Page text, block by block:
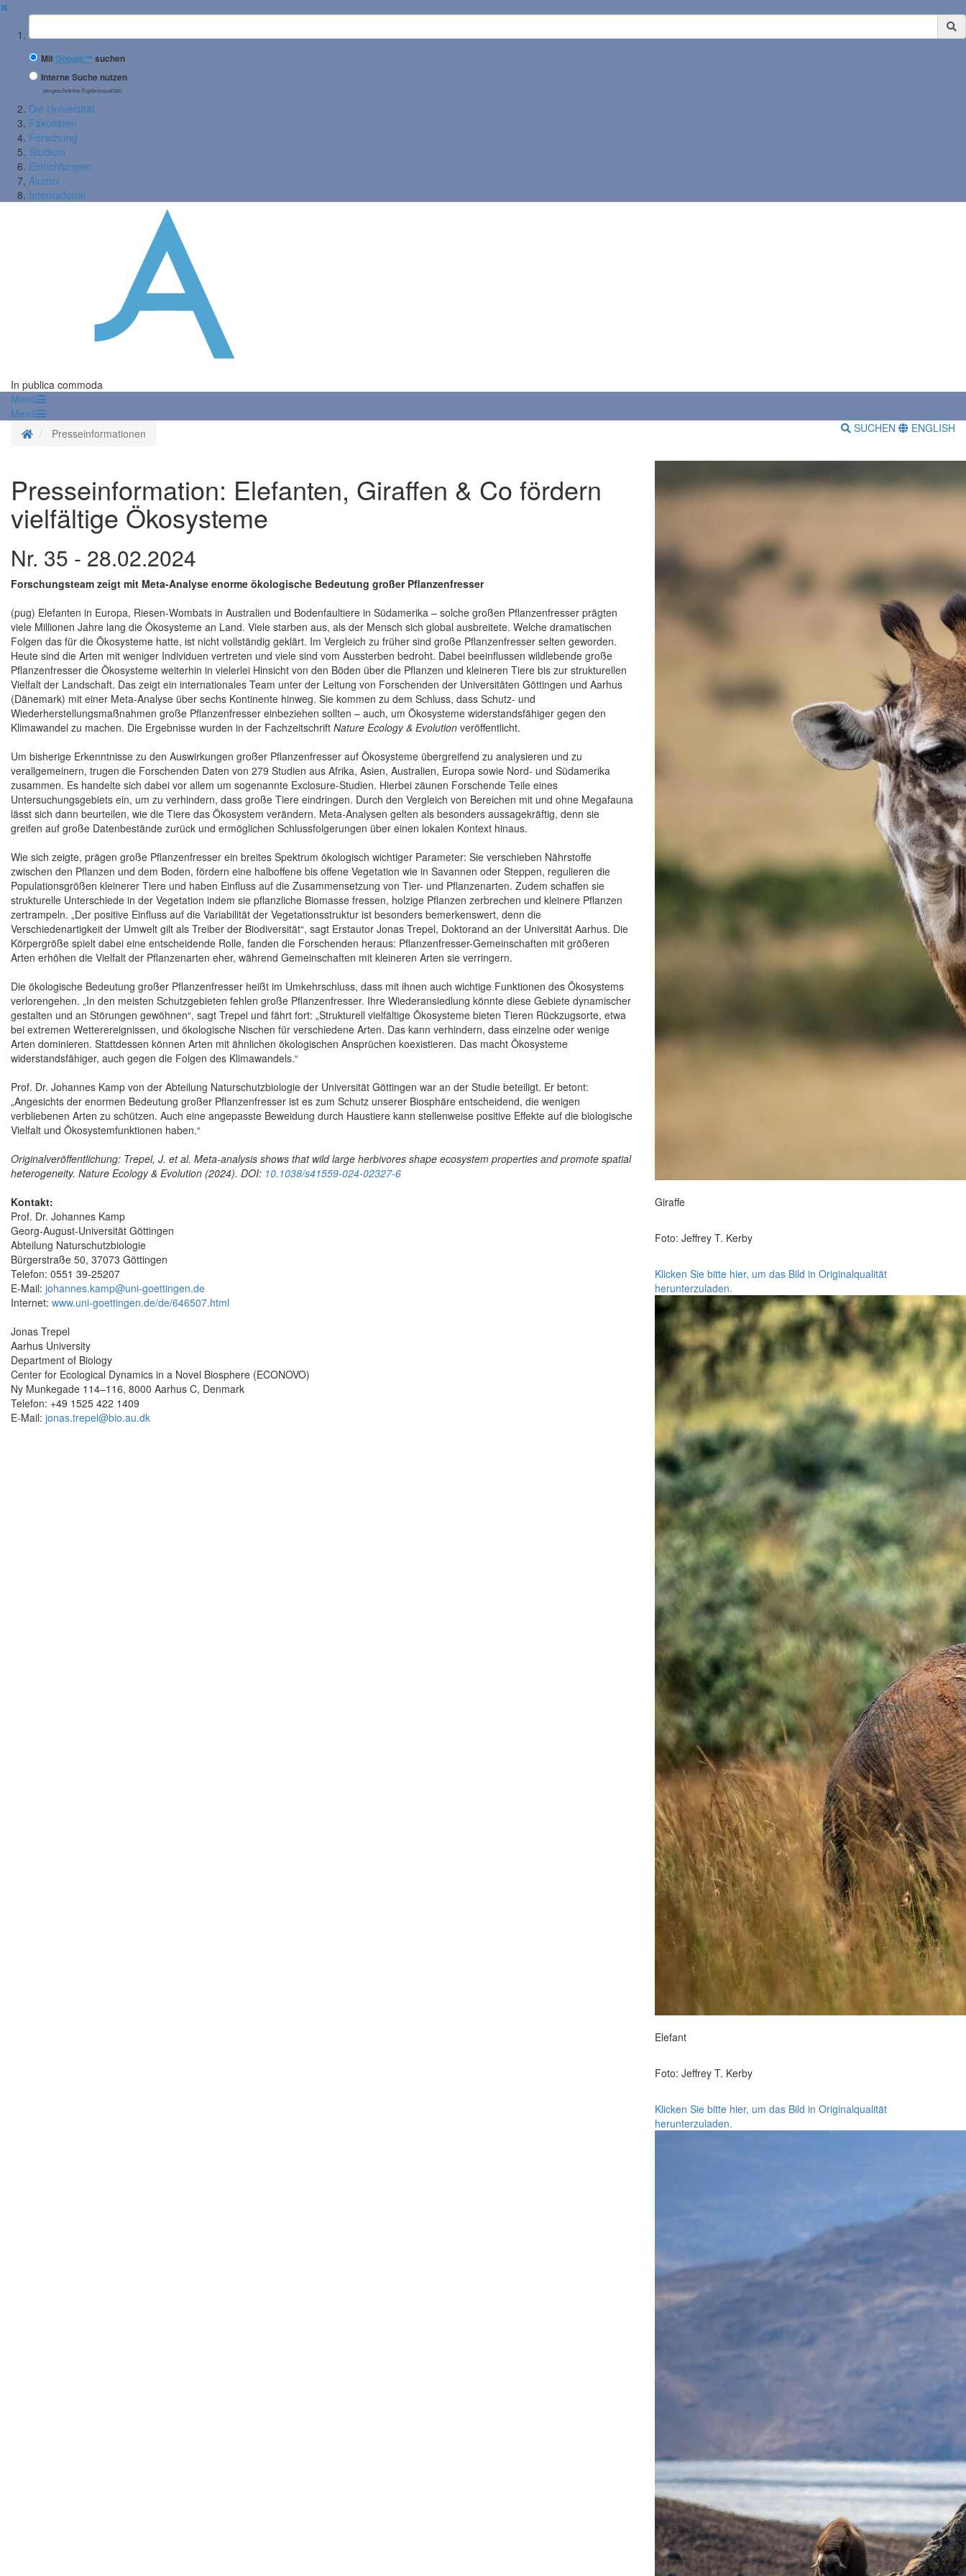
✖
Suchbegriff
MitGoogle™ suchen
Interne Suche nutzen
(eingeschränkte Ergebnisqualität)
Die Universität
Fakultäten
Forschung
Studium
Einrichtungen
Alumni
International
In publica commoda
Menü
Menü
StartseitePresseinformationen SUCHEN ENGLISH
Presseinformation: Elefanten, Giraffen & Co fördern
vielfältige Ökosysteme
Nr. 35 - 28.02.2024
Forschungsteam zeigt mit Meta-Analyse enorme ökologische Bedeutung großer Pflanzenfresser
(pug) Elefanten in Europa, Riesen-Wombats in Australien und Bodenfaultiere in Südamerika – solche großen Pflanzenfresser prägten
viele Millionen Jahre lang die Ökosysteme an Land. Viele starben aus, als der Mensch sich global ausbreitete. Welche dramatischen
Folgen das für die Ökosysteme hatte, ist nicht vollständig geklärt. Im Vergleich zu früher sind große Pflanzenfresser selten geworden.
Heute sind die Arten mit weniger Individuen vertreten und viele sind vom Aussterben bedroht. Dabei beeinflussen wildlebende große
Pflanzenfresser die Ökosysteme weiterhin in vielerlei Hinsicht von den Böden über die Pflanzen und kleineren Tiere bis zur strukturellen
Vielfalt der Landschaft. Das zeigt ein internationales Team unter der Leitung von Forschenden der Universitäten Göttingen und Aarhus
(Dänemark) mit einer Meta-Analyse über sechs Kontinente hinweg. Sie kommen zu dem Schluss, dass Schutz- und
Wiederherstellungsmaßnahmen große Pflanzenfresser einbeziehen sollten – auch, um Ökosysteme widerstandsfähiger gegen den
Klimawandel zu machen. Die Ergebnisse wurden in der Fachzeitschrift Nature Ecology & Evolution veröffentlicht.
Um bisherige Erkenntnisse zu den Auswirkungen großer Pflanzenfresser auf Ökosysteme übergreifend zu analysieren und zu
verallgemeinern, trugen die Forschenden Daten von 279 Studien aus Afrika, Asien, Australien, Europa sowie Nord- und Südamerika
zusammen. Es handelte sich dabei vor allem um sogenannte Exclosure-Studien. Hierbei zäunen Forschende Teile eines
Untersuchungsgebiets ein, um zu verhindern, dass große Tiere eindringen. Durch den Vergleich von Bereichen mit und ohne Megafauna
lässt sich dann beurteilen, wie die Tiere das Ökosystem verändern. Meta-Analysen gelten als besonders aussagekräftig, denn sie
greifen auf große Datenbestände zurück und ermöglichen Schlussfolgerungen über einen lokalen Kontext hinaus.
Wie sich zeigte, prägen große Pflanzenfresser ein breites Spektrum ökologisch wichtiger Parameter: Sie verschieben Nährstoffe
zwischen den Pflanzen und dem Boden, fördern eine halboffene bis offene Vegetation wie in Savannen oder Steppen, regulieren die
Populationsgrößen kleinerer Tiere und haben Einfluss auf die Zusammensetzung von Tier- und Pflanzenarten. Zudem schaffen sie
strukturelle Unterschiede in der Vegetation indem sie pflanzliche Biomasse fressen, holzige Pflanzen zerbrechen und kleinere Pflanzen
zertrampeln. „Der positive Einfluss auf die Variabilität der Vegetationsstruktur ist besonders bemerkenswert, denn die
Verschiedenartigkeit der Umwelt gilt als Treiber der Biodiversität“, sagt Erstautor Jonas Trepel, Doktorand an der Universität Aarhus. Die
Körpergröße spielt dabei eine entscheidende Rolle, fanden die Forschenden heraus: Pflanzenfresser-Gemeinschaften mit größeren
Arten erhöhen die Vielfalt der Pflanzenarten eher, während Gemeinschaften mit kleineren Arten sie verringern.
Die ökologische Bedeutung großer Pflanzenfresser heißt im Umkehrschluss, dass mit ihnen auch wichtige Funktionen des Ökosystems
verlorengehen. „In den meisten Schutzgebieten fehlen große Pflanzenfresser. Ihre Wiederansiedlung könnte diese Gebiete dynamischer
gestalten und an Störungen gewöhnen“, sagt Trepel und fährt fort: „Strukturell vielfältige Ökosysteme bieten Tieren Rückzugsorte, etwa
bei extremen Wetterereignissen, und ökologische Nischen für verschiedene Arten. Das kann verhindern, dass einzelne oder wenige
Arten dominieren. Stattdessen können Arten mit ähnlichen ökologischen Ansprüchen koexistieren. Das macht Ökosysteme
widerstandsfähiger, auch gegen die Folgen des Klimawandels.“
Prof. Dr. Johannes Kamp von der Abteilung Naturschutzbiologie der Universität Göttingen war an der Studie beteiligt. Er betont:
„Angesichts der enormen Bedeutung großer Pflanzenfresser ist es zum Schutz unserer Biosphäre entscheidend, die wenigen
verbliebenen Arten zu schützen. Auch eine angepasste Beweidung durch Haustiere kann stellenweise positive Effekte auf die biologische
Vielfalt und Ökosystemfunktionen haben.“
Originalveröffentlichung: Trepel, J. et al. Meta-analysis shows that wild large herbivores shape ecosystem properties and promote spatial
heterogeneity. Nature Ecology & Evolution (2024). DOI: 10.1038/s41559-024-02327-6
Kontakt:
Prof. Dr. Johannes Kamp
Georg-August-Universität Göttingen
Abteilung Naturschutzbiologie
Bürgerstraße 50, 37073 Göttingen
Telefon: 0551 39-25207
E-Mail: johannes.kamp@uni-goettingen.de
Internet: www.uni-goettingen.de/de/646507.html
Jonas Trepel
Aarhus University
Department of Biology
Center for Ecological Dynamics in a Novel Biosphere (ECONOVO)
Ny Munkegade 114–116, 8000 Aarhus C, Denmark
Telefon: +49 1525 422 1409
E-Mail: jonas.trepel@bio.au.dk
Giraffe
Foto: Jeffrey T. Kerby
Klicken Sie bitte hier, um das Bild in Originalqualität
herunterzuladen.
Elefant
Foto: Jeffrey T. Kerby
Klicken Sie bitte hier, um das Bild in Originalqualität
herunterzuladen.